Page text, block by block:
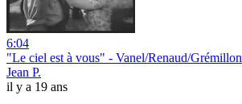
6:04
"Le ciel est à vous" - Vanel/Renaud/Grémillon
Jean P.
il y a 19 ans